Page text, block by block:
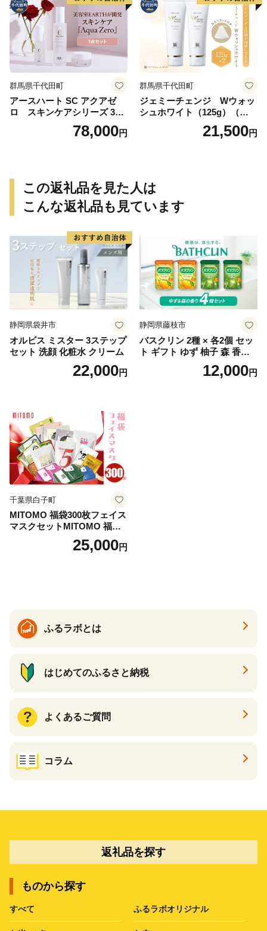
群馬県千代田町
アースハート SC アクアゼ
ロ スキンケアシリーズ 3点
78,000円
群馬県千代田町
ジェミーチェンジ Wウォッ
シュホワイト（125g）（泡立
てネット付）×2本 群馬県 千
21,500円
この返礼品を見た人は
こんな返礼品も見ています
静岡県袋井市
オルビス ミスター 3ステップ
セット 洗顔 化粧水 クリーム
22,000円
静岡県藤枝市
バスクリン 2種 × 各2個 セッ
ト ギフト ゆず 柚子 森 香り
日用品 お風呂 バス用品 温活
アロマ 香り まとめ買い静岡
12,000円
千葉県白子町
MITOMO 福袋300枚フェイス
マスクセットMITOMO 福袋3
00枚フェイスマスクセット
ふるさと納税 パック ファイ
25,000円
ふるラボとは
はじめてのふるさと納税
よくあるご質問
コラム
返礼品を探す
ものから探す
すべて ふるラボオリジナル